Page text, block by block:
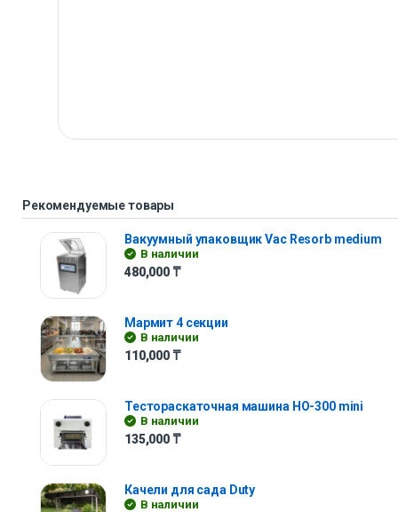
Рекомендуемые товары
Вакуумный упаковщик Vac Resorb medium
В наличии
480,000 ₸
Мармит 4 секции
В наличии
110,000 ₸
Тестораскаточная машина HO-300 mini
В наличии
135,000 ₸
Качели для сада Duty
В наличии